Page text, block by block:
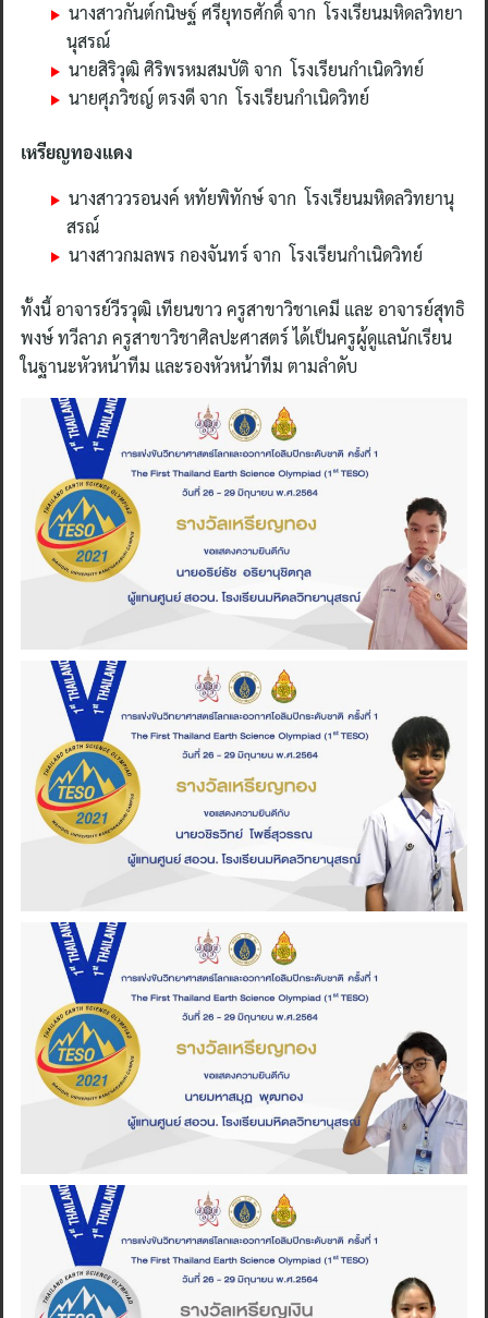
นางสาวกันต์กนิษฐ์ ศรียุทธศักดิ์ จาก โรงเรียนมหิดลวิทยา
นุสรณ์
นายสิริวุฒิ ศิริพรหมสมบัติ จาก โรงเรียนกำเนิดวิทย์
นายศุภวิชญ์ ตรงดี จาก โรงเรียนกำเนิดวิทย์
เหรียญทองแดง
นางสาววรอนงค์ หทัยพิทักษ์ จาก โรงเรียนมหิดลวิทยานุ
สรณ์
นางสาวกมลพร กองจันทร์ จาก โรงเรียนกำเนิดวิทย์
ทั้งนี้ อาจารย์วีรวุฒิ เทียนขาว ครูสาขาวิชาเคมี และ อาจารย์สุทธิ
พงษ์ ทวีลาภ ครูสาขาวิชาศิลปะศาสตร์ ได้เป็นครูผู้ดูแลนักเรียน
ในฐานะหัวหน้าทีม และรองหัวหน้าทีม ตามลำดับ